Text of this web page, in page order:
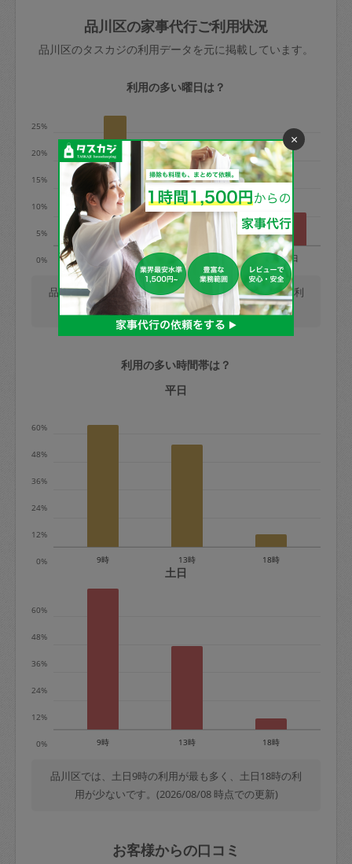
依頼者不在による当日キャンセル＝依頼
金額の100%＋交通費全額
※例：依頼日時／土曜日午前9時開始の場
水曜日9時〜金曜日9時まで＝依頼料金の
50%
金曜日9時～土曜日8時まで＝依頼金額の
100%
土曜日8時〜実施時間＝依頼金額の100%
＋交通費全額
依頼者不在による当日キャンセル＝依頼
金額の100%＋交通費全額
定期契約をキャンセルする場合、毎週定
期は月2回まで隔週定期は月1回までキャ
ャンセル料が発生します。
※キャンセル料金の設定について：
定期依頼1回（3時間）の金額とスポット
きた場合は損害保険の対象外となるので
ご注意ください。
玉、など
あわせてこちらも参照ください：初めて
はありますか？
品川区の家事代行ご利用状況
品川区のタスカジの利用データを元に掲載しています。
利用の多い曜日は？
0%
5%
10%
15%
20%
25%
月 火 水 木 金 土 日
品川区では、毎週火曜日の利用が最も多く、日曜日の利
用が少ないです。(2026/08/08 時点での更新)
利用の多い時間帯は？
平日
0%
12%
24%
36%
48%
60%
9時 13時 18時
土日
0%
12%
24%
36%
48%
60%
9時 13時 18時
品川区では、土日9時の利用が最も多く、土日18時の利
用が少ないです。(2026/08/08 時点での更新)
お客様からの口コミ
×